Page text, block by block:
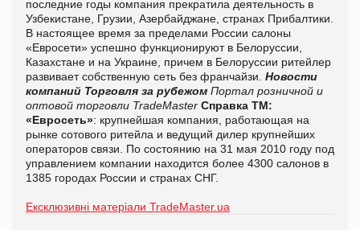
последние годы компания прекратила деятельность в
Узбекистане, Грузии, Азербайджане, странах Прибалтики.
В настоящее время за пределами России салоны
«Евросети» успешно функционируют в Белоруссии,
Казахстане и на Украине, причем в Белоруссии ритейлер
развивает собственную сеть без франчайзи. Новости
компаний Торговля за рубежом Портал розничной и
оптовой торговли TradeMaster Справка ТМ:
«Евросеть»: крупнейшая компания, работающая на
рынке сотового ритейла и ведущий дилер крупнейших
операторов связи. По состоянию на 31 мая 2010 году под
управлением компании находится более 4300 салонов в
1385 городах России и странах СНГ.
Ексклюзивні матеріали TradeMaster.ua